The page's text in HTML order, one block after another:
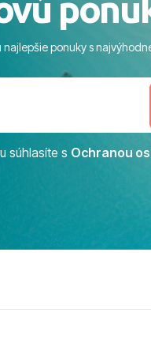
more. ​Program: Skvelé
na moment nenudil, no
dostatok priestoru na
Magic Life Jacaranda
svedomím odporučiť
bezstarostnú
úrovni. Všetko bolo
tešíme, kam s nami
Ďakujeme za skvelé
pozdravom a prianím
ponuky s
súhlasíte s Ochranou